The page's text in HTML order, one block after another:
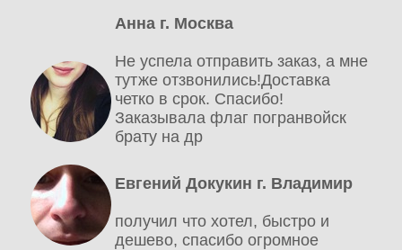
Анна г. Москва
Не успела отправить заказ, а мне
тутже отзвонились!Доставка
четко в срок. Спасибо!
Заказывала флаг погранвойск
брату на др
Евгений Докукин г. Владимир
получил что хотел, быстро и
дешево, спасибо огромное